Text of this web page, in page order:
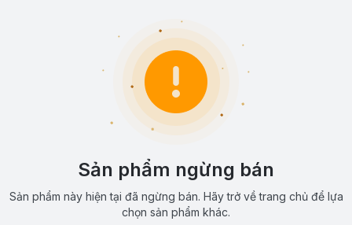
Sản phẩm ngừng bán
Sản phẩm này hiện tại đã ngừng bán. Hãy trở về trang chủ để lựa
chọn sản phẩm khác.